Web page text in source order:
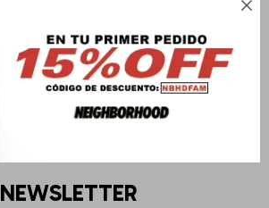

NEWSLETTER